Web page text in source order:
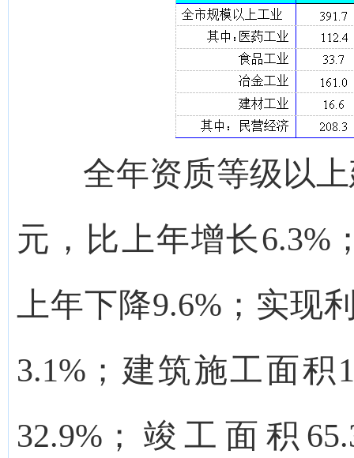
全年资质等级以上
元，比上年增长6.3%
上年下降9.6%；实现
3.1%；建筑施工面
32.9%；竣工面积